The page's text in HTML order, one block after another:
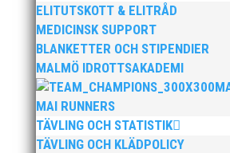
ELITUTSKOTT & ELITRÅD
MEDICINSK SUPPORT
BLANKETTER OCH STIPENDIER
MALMÖ IDROTTSAKADEMI
MAI RUNNERS
TÄVLING OCH STATISTIK
TÄVLING OCH KLÄDPOLICY
Anders Hallström, 55, blir ny
börjar sin anställning den 13 april.
brett idrottsintresse och har bland
som tränare inom hockeyn i
Höllviken tidigare. I fortsättningen
friidrott...